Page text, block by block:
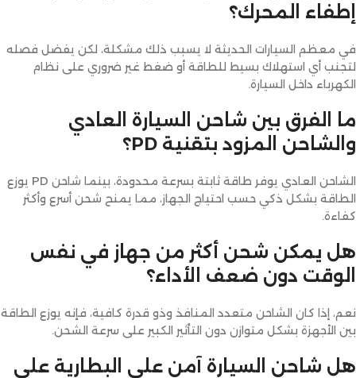
إطفاء المحرك؟
في معظم السيارات الحديثة لا يسبب ذلك مشكلة، لكن يفضل فصله
لتجنب أي استهلاك بسيط للطاقة أو ضغط غير ضروري على نظام
الكهرباء داخل السيارة.
ما الفرق بين شاحن السيارة العادي
والشاحن المزود بتقنية PD؟
الشاحن العادي يوفر طاقة ثابتة بسرعة محدودة، بينما شاحن PD يوزع
الطاقة بشكل ذكي حسب احتياج الجهاز، مما يمنح شحن أسرع وأكثر
كفاءة.
هل يمكن شحن أكثر من جهاز في نفس
الوقت دون ضعف الأداء؟
نعم، إذا كان الشاحن متعدد المنافذ وذو قدرة كافية، فإنه يوزع الطاقة
بين الأجهزة بشكل متوازن دون التأثير الكبير على سرعة الشحن.
هل شاحن السيارة آمن على البطارية على